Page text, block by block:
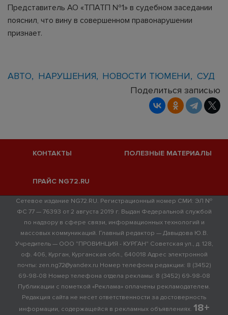
Представитель АО «ТПАТП №1» в судебном заседании
пояснил, что вину в совершенном правонарушении
признает.
АВТО НАРУШЕНИЯ НОВОСТИ ТЮМЕНИ
СУД
Поделиться записью
КОНТАКТЫ ПОЛЕЗНЫЕ МАТЕРИАЛЫ
ПРАЙС NG72.RU
Сетевое издание NG72.RU. Регистрационный номер СМИ: ЭЛ №
ФС 77 — 76393 от 2 августа 2019 г. Выдан Федеральной службой
по надзору в сфере связи, информационных технологий и
массовых коммуникаций. Главный редактор — Давыдова Ю.В.
Учредитель — ООО "ПРОВИНЦИЯ - КУРГАН" Советская ул., д. 128,
оф. 406, Курган, Курганская обл., 640018 Адрес электронной
почты: zen.ng72@yandex.ru Номер телефона редакции: 8 (3452)
69-98-08 Номер телефона отдела рекламы: 8 (3452) 69-98-08
Публикации с пометкой «Реклама» оплачены рекламодателем.
Редакция сайта не несет ответственности за достоверность
информации, содержащейся в рекламных объявлениях. 18+